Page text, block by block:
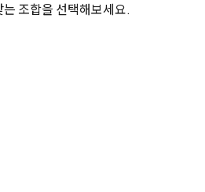
는 조합을 선택해보세요.